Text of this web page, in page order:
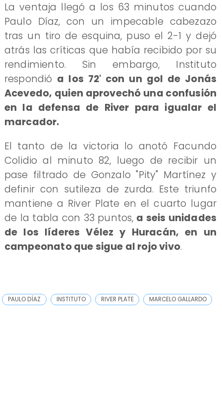
La ventaja llegó a los 63 minutos cuando
Paulo Díaz, con un impecable cabezazo
tras un tiro de esquina, puso el 2-1 y dejó
atrás las críticas que había recibido por su
rendimiento. Sin embargo, Instituto
respondió a los 72' con un gol de Jonás
Acevedo, quien aprovechó una confusión
en la defensa de River para igualar el
marcador.
El tanto de la victoria lo anotó Facundo
Colidio al minuto 82, luego de recibir un
pase filtrado de Gonzalo "Pity" Martínez y
definir con sutileza de zurda. Este triunfo
mantiene a River Plate en el cuarto lugar
de la tabla con 33 puntos, a seis unidades
de los líderes Vélez y Huracán, en un
campeonato que sigue al rojo vivo.
PAULO DÍAZ INSTITUTO RIVER PLATE MARCELO GALLARDO